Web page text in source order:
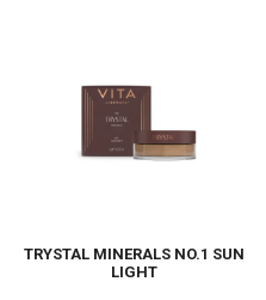
TRYSTAL MINERALS NO.1 SUN
LIGHT